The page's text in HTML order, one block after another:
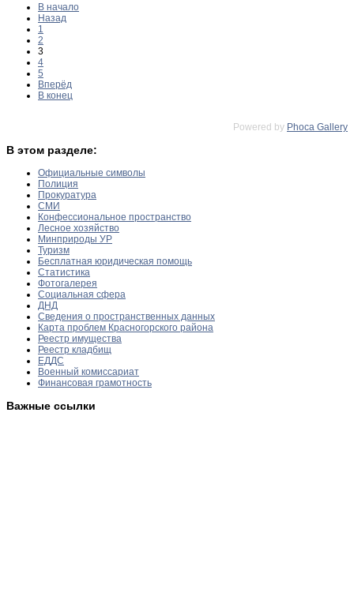
В начало
Назад
1
2
3
4
5
Вперёд
В конец
Powered by Phoca Gallery
В этом разделе:
Официальные символы
Полиция
Прокуратура
СМИ
Конфессиональное пространство
Лесное хозяйство
Минприроды УР
Туризм
Бесплатная юридическая помощь
Статистика
Фотогалерея
Социальная сфера
ДНД
Сведения о пространственных данных
Карта проблем Красногорского района
Реестр имущества
Реестр кладбищ
ЕДДС
Военный комиссариат
Финансовая грамотность
Важные ссылки